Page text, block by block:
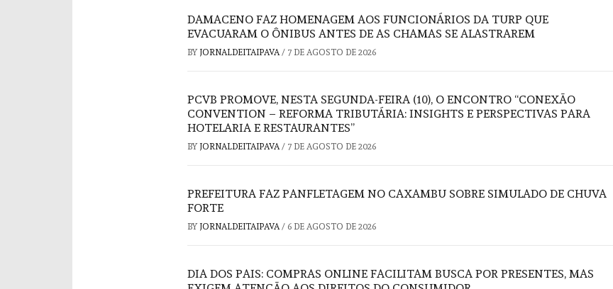
DAMACENO FAZ HOMENAGEM AOS FUNCIONÁRIOS DA TURP QUE
EVACUARAM O ÔNIBUS ANTES DE AS CHAMAS SE ALASTRAREM
BY JORNALDEITAIPAVA/ 7 DE AGOSTO DE 2026
PCVB PROMOVE, NESTA SEGUNDA-FEIRA (10), O ENCONTRO “CONEXÃO
CONVENTION – REFORMA TRIBUTÁRIA: INSIGHTS E PERSPECTIVAS PARA
HOTELARIA E RESTAURANTES”
BY JORNALDEITAIPAVA/ 7 DE AGOSTO DE 2026
PREFEITURA FAZ PANFLETAGEM NO CAXAMBU SOBRE SIMULADO DE CHUVA
FORTE
BY JORNALDEITAIPAVA/ 6 DE AGOSTO DE 2026
DIA DOS PAIS: COMPRAS ONLINE FACILITAM BUSCA POR PRESENTES, MAS